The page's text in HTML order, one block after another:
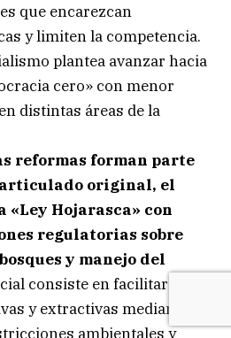
que encarezcan
y limiten la competencia.
plantea avanzar hacia
cero» con menor
distintas áreas de la
reformas forman parte
original, el
«Ley Hojarasca» con
regulatorias sobre
y manejo del
consiste en facilitar
y extractivas mediante
ambientales y